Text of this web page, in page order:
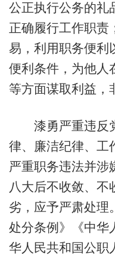
公正执行公务的礼
正确履行工作职责
易，利用职务便利
便利条件，为他人
等方面谋取利益，
漆勇严重违反
律、廉洁纪律、工
严重职务违法并涉
八大后不收敛、不
劣，应予严肃处理
处分条例》《中华
华人民共和国公职